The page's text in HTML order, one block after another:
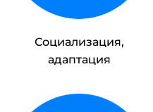
Социализация,
адаптация